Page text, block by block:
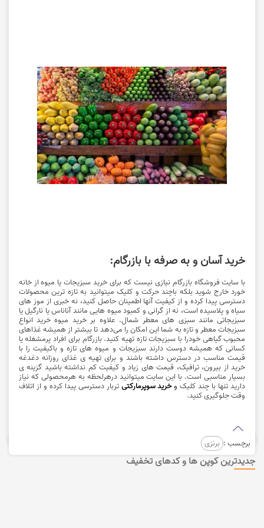
خرید آسان و به صرفه با بازرگام:
با سایت فروشگاه بازرگام نیازی نیست که برای خرید سبزیجات یا میوه از خانه
خورد خارج شوید بلکه باچند حرکت و کلیک میتوانید به تازه ترین محصولات
دسترسی پیدا کرده و از کیفیت آنها اطمینان حاصل کنید، نه خبری از موز های
سیاه و پلاسیده است، نه از گرانی و کمبود میوه هایی مانند آناناس یا نارگیل یا
سبزیجاتی مانند سبزی های معطر شمال. علاوه بر خرید میوه خرید انواع
سبزیجات معطر و تازه به شما این امکان را می‌دهد تا بیشتر از همیشه غذاهای
محبوب گیاهی خودرا با سبزیجات تازه تهیه کنید. بازرگام برای افراد پرمشغله یا
کسانی که همیشه دوست دارند سبزیجات و میوه های تازه و باکیفیت را با
قیمت مناسب در دسترس داشته باشند و برای تهیه ی غذای روزانه دغدغه
خرید از بیرون، ترافیک، قیمت های زیاد و کیفیت کم نداشته باشید گزینه ی
بسیار مناسبی است. با این سایت میتوانید درهرلحظه به هرمحصولی که نیاز
دارید تنها با چند کلیکوخرید سوپرمارکتی تربار دسترسی پیدا کرده و از اتلاف
وقت جلوگیری کنید.
برچسب : برنزی
جدیدترین کوپن ها و کدهای تخفیف